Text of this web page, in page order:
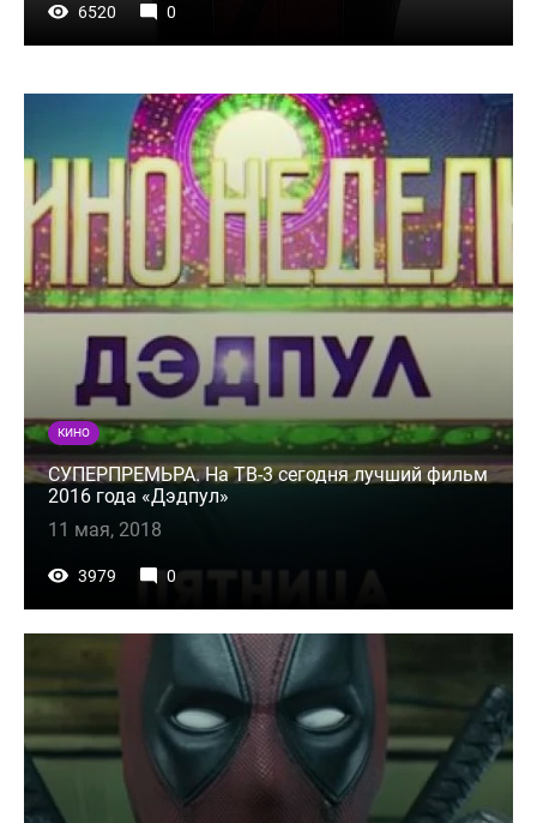
6520 0
КИНО
СУПЕРПРЕМЬРА. На ТВ-3 сегодня лучший фильм
2016 года «Дэдпул»
11 мая, 2018
3979 0